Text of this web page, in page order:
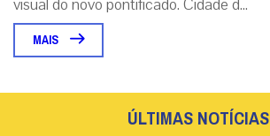
MAIS
ÚLTIMAS NOTÍCIAS